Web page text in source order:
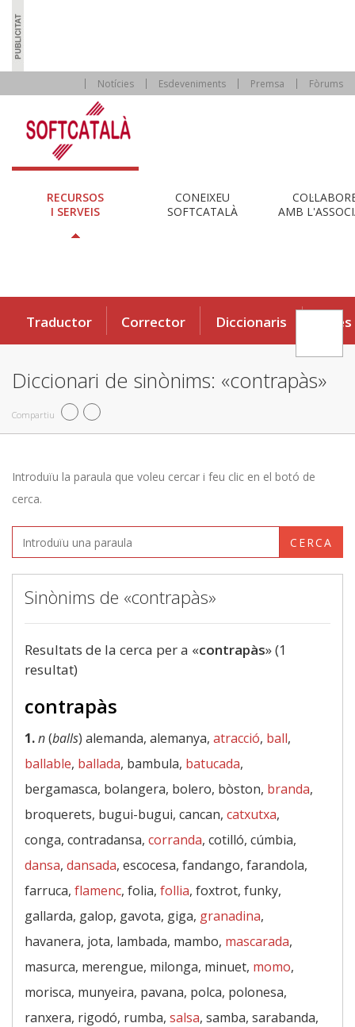
Notícies Esdeveniments Premsa Fòrums
RECURSOS
I SERVEIS
CONEIXEU
SOFTCATALÀ
AMB
Traductor Corrector Diccionaris Eines
Diccionari de sinònims: «contrapàs»
Compartiu
Introduïu la paraula que voleu cercar i feu clic en el botó de
cerca.
CERCA
Sinònims de «contrapàs»
Resultats de la cerca per a «contrapàs» (1
resultat)
contrapàs
1.n(balls) alemanda, alemanya, atracció, ball,
ballable, ballada, bambula, batucada,
bergamasca, bolangera, bolero, bòston, branda,
broquerets, bugui-bugui, cancan, catxutxa,
conga, contradansa, corranda, cotilló, cúmbia,
dansa, dansada, escocesa, fandango, farandola,
farruca, flamenc, folia, follia, foxtrot, funky,
gallarda, galop, gavota, giga, granadina,
havanera, jota, lambada, mambo, mascarada,
masurca, merengue, milonga, minuet, momo,
morisca, munyeira, pavana, polca, polonesa,
ranxera, rigodó, rumba, salsa, samba, sarabanda,